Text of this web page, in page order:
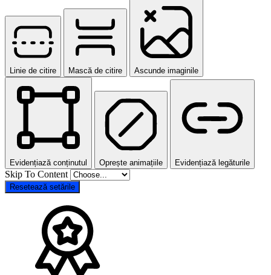
Linie de citire Mască de citire Ascunde imaginile
Evidențiază conținutul Oprește animațiile Evidențiază legăturile
Skip To Content
Resetează setările